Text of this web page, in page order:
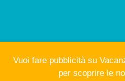
Vuoi fare pubblicità su
per scoprire le